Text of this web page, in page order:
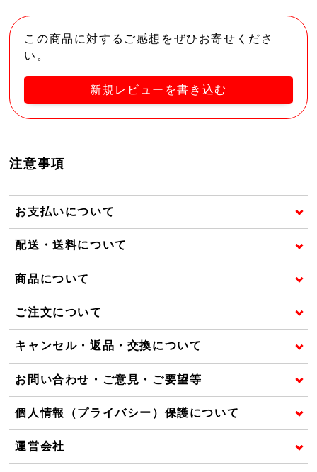
この商品に対するご感想をぜひお寄せくださ
い。
新規レビューを書き込む
注意事項
お支払いについて
配送・送料について
商品について
ご注文について
キャンセル・返品・交換について
お問い合わせ・ご意見・ご要望等
個人情報（プライバシー）保護について
運営会社